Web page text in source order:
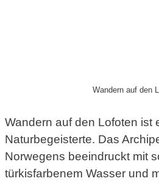
Wandern auf den
Wandern auf den Lofoten ist
Naturbegeisterte. Das
Norwegens beeindruckt mit
türkisfarbenem Wasser und